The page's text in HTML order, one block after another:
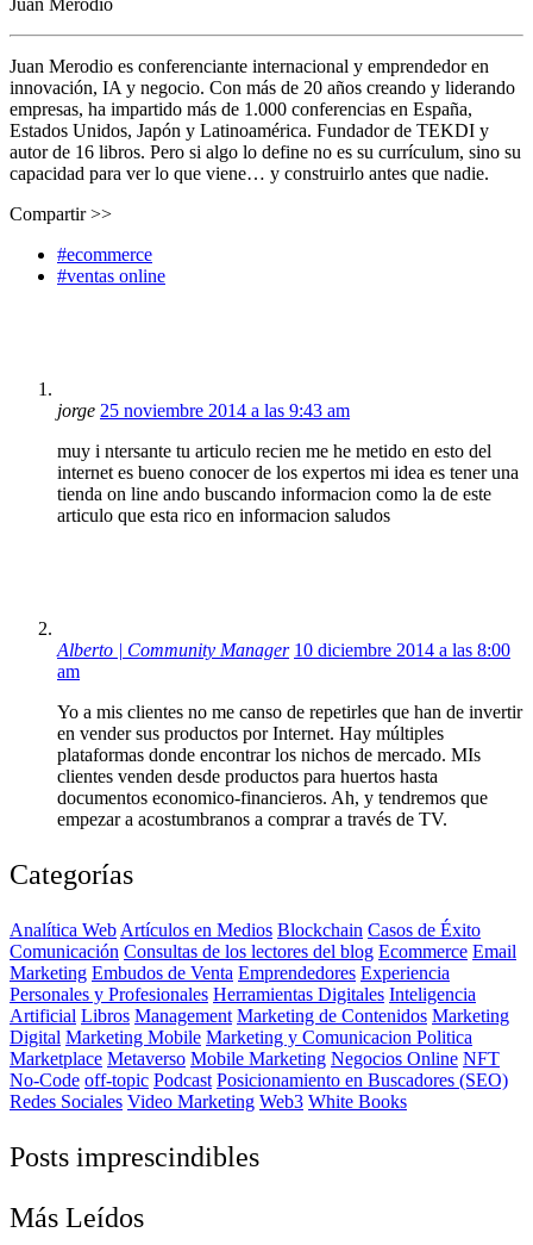
Juan Merodio es conferenciante internacional y emprendedor en
innovación, IA y negocio. Con más de 20 años creando y liderando
empresas, ha impartido más de 1.000 conferencias en España,
Estados Unidos, Japón y Latinoamérica. Fundador de TEKDI y
autor de 16 libros. Pero si algo lo define no es su currículum, sino su
capacidad para ver lo que viene… y construirlo antes que nadie.
Compartir >>
#ecommerce
#ventas online
jorge 25 noviembre 2014 a las 9:43 am
muy i ntersante tu articulo recien me he metido en esto del
internet es bueno conocer de los expertos mi idea es tener una
tienda on line ando buscando informacion como la de este
articulo que esta rico en informacion saludos
Alberto | Community Manager 10 diciembre 2014 a las 8:00
am
Yo a mis clientes no me canso de repetirles que han de invertir
en vender sus productos por Internet. Hay múltiples
plataformas donde encontrar los nichos de mercado. MIs
clientes venden desde productos para huertos hasta
documentos economico-financieros. Ah, y tendremos que
empezar a acostumbranos a comprar a través de TV.
Categorías
Analítica Web Artículos en Medios Blockchain Casos de Éxito
Comunicación Consultas de los lectores del blog Ecommerce Email
Marketing Embudos de Venta Emprendedores Experiencia
Personales y Profesionales Herramientas Digitales Inteligencia
Artificial Libros Management Marketing de Contenidos Marketing
Digital Marketing Mobile Marketing y Comunicacion Politica
Marketplace Metaverso Mobile Marketing Negocios Online NFT
No-Code off-topic Podcast Posicionamiento en Buscadores (SEO)
Redes Sociales Video Marketing Web3 White Books
Posts imprescindibles
Más Leídos